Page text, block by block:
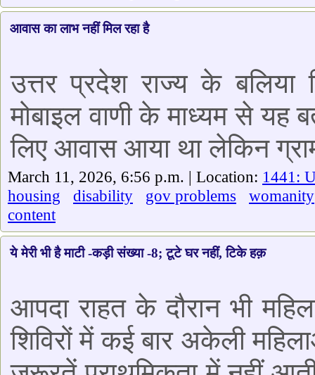
आवास का लाभ नहीं मिल रहा है
उत्तर प्रदेश राज्य के
मोबाइल वाणी के माध्यम से यह
लिए आवास आया था लेकिन
March 11, 2026, 6:56 p.m. | Location: 1441:
housing
disability gov problems womanity
content
ये मेरी भी है माटी -कड़ी संख्या -8; टूटे घर नहीं, टिके हक़
आपदा राहत के दौरान भी
शिविरों में कई बार अकेली